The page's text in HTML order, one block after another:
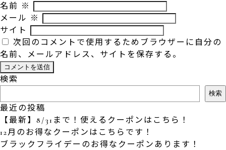
名前 ※
メール ※
サイト
次回のコメントで使用するためブラウザーに自分の
名前、メールアドレス、サイトを保存する。
検索
検索
最近の投稿
【最新】8/31まで！使えるクーポンはこちら！
12月のお得なクーポンはこちらです！
ブラックフライデーのお得なクーポンあります！